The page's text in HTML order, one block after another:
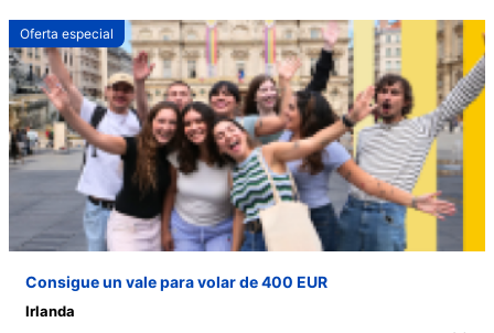
Oferta especial
Consigue un vale para volar de 400 EUR
Irlanda